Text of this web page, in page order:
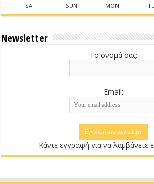
SAT SUN MON
Newsletter
Το όνομά σας:
Email:
Κάντε εγγραφή για να λαμβάνετε